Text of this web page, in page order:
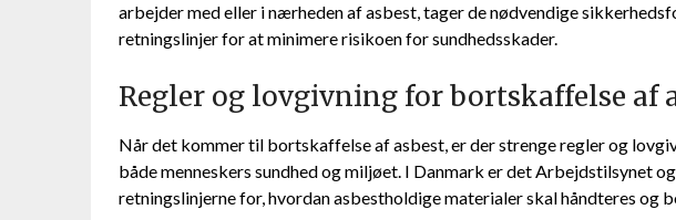
arbejder med eller i nærheden af asbest, tager de nødvendige
retningslinjer for at minimere risikoen for sundhedsskader.
Regler og lovgivning for bortskaffelse af
Når det kommer til bortskaffelse af asbest, er der strenge regler og
både menneskers sundhed og miljøet. I Danmark er det Arbejdstilsynet
retningslinjerne for, hvordan asbestholdige materialer skal håndteres og